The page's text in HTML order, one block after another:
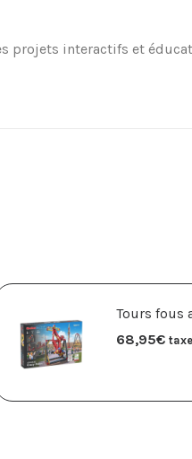
projets interactifs et
Tours fous
68,95€